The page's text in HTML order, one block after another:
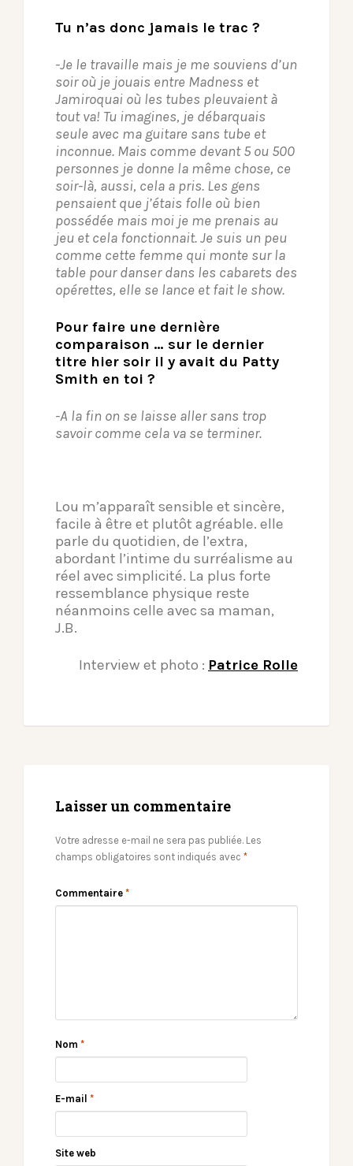
Tu n’as donc jamais le trac ?
-Je le travaille mais je me souviens d’un
soir où je jouais entre Madness et
Jamiroquai où les tubes pleuvaient à
tout va! Tu imagines, je débarquais
seule avec ma guitare sans tube et
inconnue. Mais comme devant 5 ou 500
personnes je donne la même chose, ce
soir-là, aussi, cela a pris. Les gens
pensaient que j’étais folle où bien
possédée mais moi je me prenais au
jeu et cela fonctionnait. Je suis un peu
comme cette femme qui monte sur la
table pour danser dans les cabarets des
opérettes, elle se lance et fait le show.
Pour faire une dernière
comparaison … sur le dernier
titre hier soir il y avait du Patty
Smith en toi ?
-A la fin on se laisse aller sans trop
savoir comme cela va se terminer.
Lou m’apparaît sensible et sincère,
facile à être et plutôt agréable. elle
parle du quotidien, de l’extra,
abordant l’intime du surréalisme au
réel avec simplicité. La plus forte
ressemblance physique reste
néanmoins celle avec sa maman,
J.B.
Interview et photo : Patrice Rolle
Laisser un commentaire
Votre adresse e-mail ne sera pas publiée. Les
champs obligatoires sont indiqués avec *
Commentaire *
Nom *
E-mail *
Site web